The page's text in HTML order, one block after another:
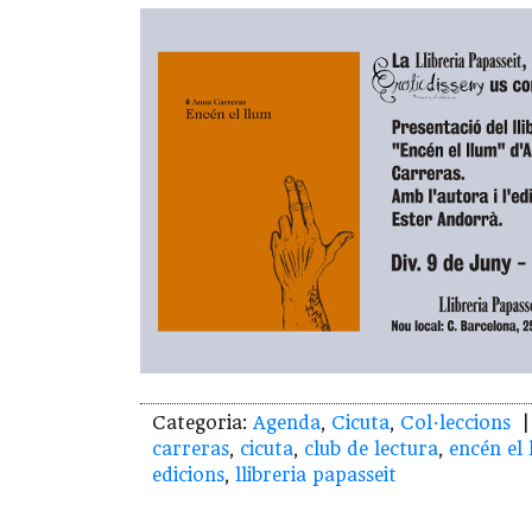
Categoria: Agenda, Cicuta, Col·leccions
carreras, cicuta, club de lectura, encén el
edicions, llibreria papasseit